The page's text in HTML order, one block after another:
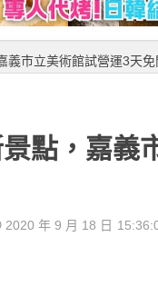
義市立美術館試營運3天免
景點，嘉義
2020 年 9 月 18 日